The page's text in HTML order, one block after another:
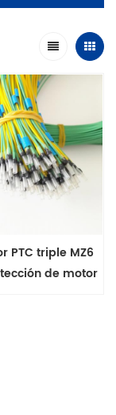
PTC triple MZ6
de motor